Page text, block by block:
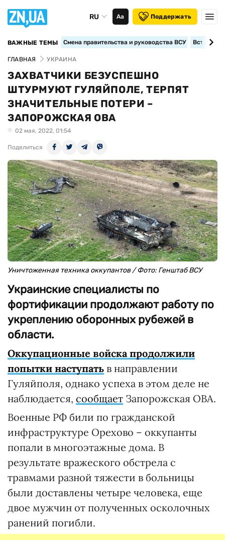
RU Аа Поддержать
ВАЖНЫЕ ТЕМЫ Смена правительства и руководства ВСУ
ГЛАВНАЯ УКРАИНА
ЗАХВАТЧИКИ БЕЗУСПЕШНО
ШТУРМУЮТ ГУЛЯЙПОЛЕ, ТЕРПЯТ
ЗНАЧИТЕЛЬНЫЕ ПОТЕРИ –
ЗАПОРОЖСКАЯ ОВА
02 мая, 2022, 01:54
Поделиться
Уничтоженная техника оккупантов / Фото: Генштаб ВСУ
Украинские специалисты по
фортификации продолжают работу по
укреплению оборонных рубежей в
области.
Оккупационные войска продолжили
попытки наступать в направлении
Гуляйполя, однако успеха в этом деле не
наблюдается, сообщает Запорожская ОВА.
Военные РФ били по гражданской
инфраструктуре Орехово – оккупанты
попали в многоэтажные дома. В
результате вражеского обстрела с
травмами разной тяжести в больницы
были доставлены четыре человека, еще
двое мужчин от полученных осколочных
ранений погибли.